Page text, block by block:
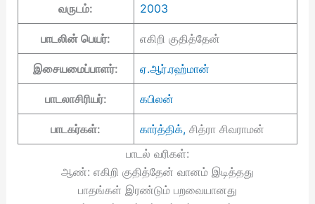
வருடம்: 2003
பாடலின் பெயர்: எகிறி குதித்தேன்
இசையமைப்பாளர்: ஏ.ஆர்.ரஹ்மான்
பாடலாசிரியர்: கபிலன்
பாடகர்கள்: கார்த்திக்,சித்ரா சிவராமன்
பாடல் வரிகள்:
ஆண்: எகிறி குதித்தேன் வானம் இடித்தது
பாதங்கள் இரண்டும் பறவையானது